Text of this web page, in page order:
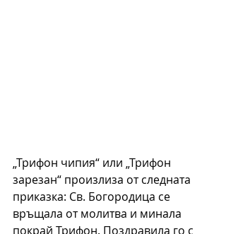
„Трифон чипия“ или „Трифон
зарезан“ произлиза от следната
приказка: Св. Богородица се
връщала от молитва и минала
покрай Трифон. Поздравила го с